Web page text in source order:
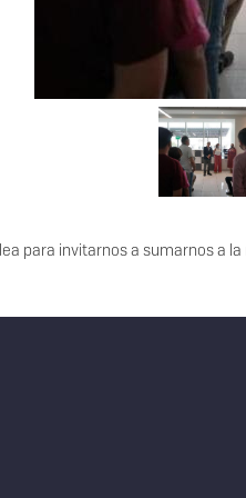
para invitarnos a sumarnos a